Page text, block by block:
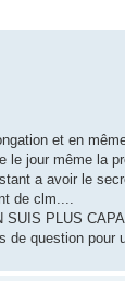
et en
jour même la
a avoir le
de clm....
PLUS
question pour